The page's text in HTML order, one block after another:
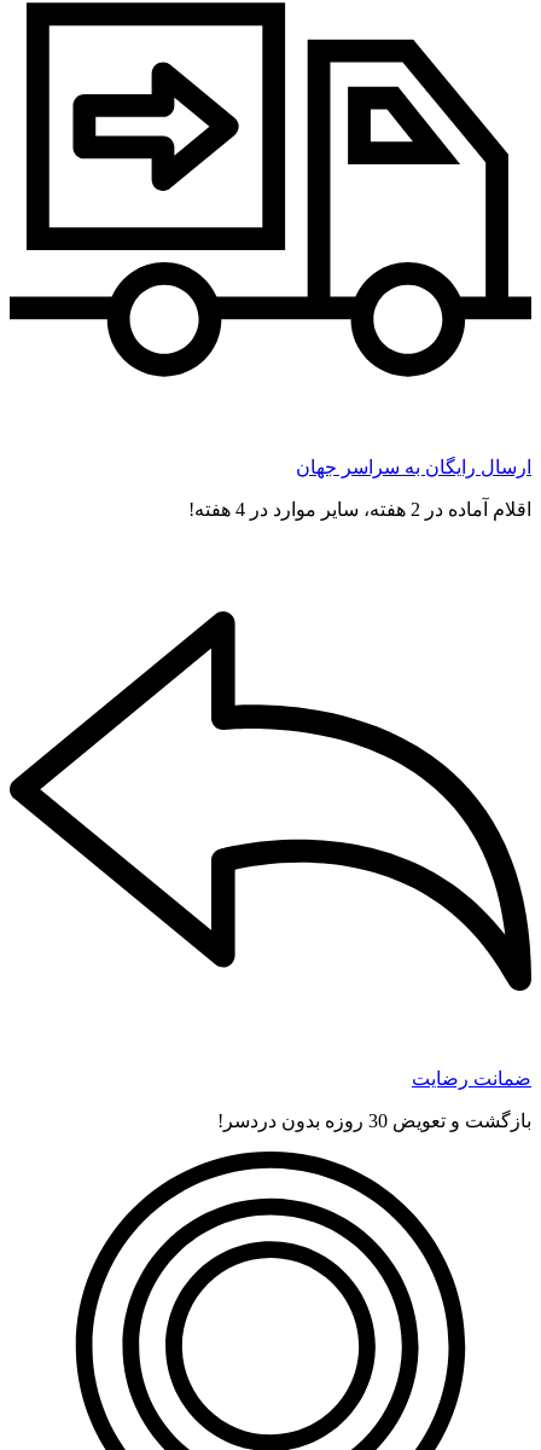
ارسال رایگان به سراسر جهان
اقلام آماده در 2 هفته، سایر موارد در 4 هفته!
ضمانت رضایت
بازگشت و تعویض 30 روزه بدون دردسر!